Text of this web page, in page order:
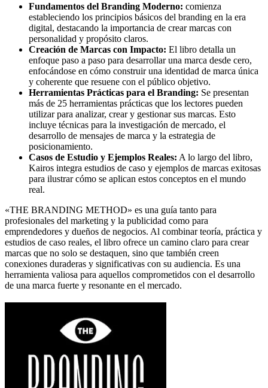
Fundamentos del Branding Moderno: comienza
estableciendo los principios básicos del branding en la era
digital, destacando la importancia de crear marcas con
personalidad y propósito claros.
Creación de Marcas con Impacto: El libro detalla un
enfoque paso a paso para desarrollar una marca desde cero,
enfocándose en cómo construir una identidad de marca única
y coherente que resuene con el público objetivo.
Herramientas Prácticas para el Branding: Se presentan
más de 25 herramientas prácticas que los lectores pueden
utilizar para analizar, crear y gestionar sus marcas. Esto
incluye técnicas para la investigación de mercado, el
desarrollo de mensajes de marca y la estrategia de
posicionamiento.
Casos de Estudio y Ejemplos Reales: A lo largo del libro,
Kairos integra estudios de caso y ejemplos de marcas exitosas
para ilustrar cómo se aplican estos conceptos en el mundo
real.
«THE BRANDING METHOD» es una guía tanto para
profesionales del marketing y la publicidad como para
emprendedores y dueños de negocios. Al combinar teoría, práctica y
estudios de caso reales, el libro ofrece un camino claro para crear
marcas que no solo se destaquen, sino que también creen
conexiones duraderas y significativas con su audiencia. Es una
herramienta valiosa para aquellos comprometidos con el desarrollo
de una marca fuerte y resonante en el mercado.